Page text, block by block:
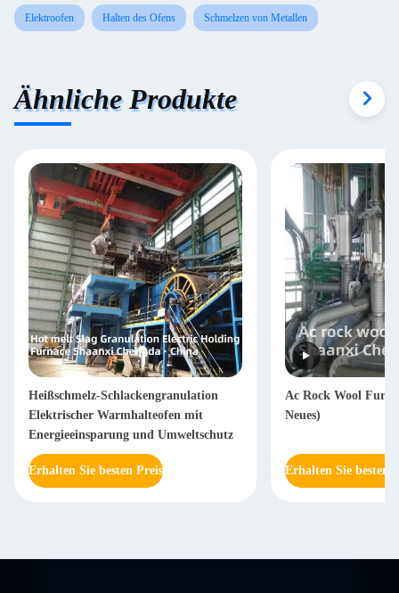
Elektroofen Halten des Ofens Schmelzen von Metallen
Ähnliche Produkte
Heißschmelz-Schlackengranulation
Elektrischer Warmhalteofen mit
Energieeinsparung und Umweltschutz
Erhalten Sie besten Preis
Ac Rock Wool
Neues)
Erhalten Sie besten